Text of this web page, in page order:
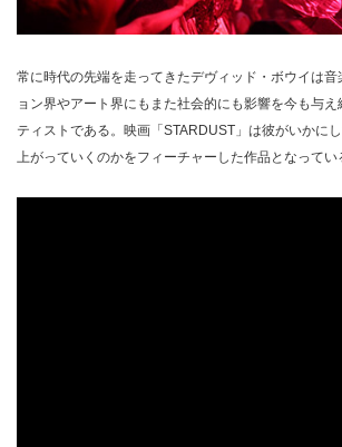
常に時代の先端を走ってきたデヴィッド・ボウイは
ョン界やアート界にもまた社会的にも影響を今も与
ティストである。映画「STARDUST」は彼がいかに
上がっていくのかをフィーチャーした作品となってい